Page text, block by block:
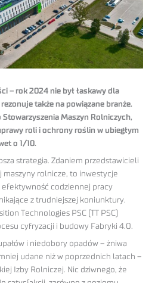
– rok 2024 nie był łaskawy dla
także na powiązane branże.
Maszyn Rolniczych,
roli i ochrony roślin w ubiegłym
o 1/10.
strategia. Zdaniem przedstawicieli
maszyny rolnicze, to inwestycje
codziennej pracy
z trudniejszej koniunktury.
Technologies PSC (TT PSC)
cyfryzacji i budowy Fabryki 4.0.
i niedobory opadów – żniwa
udane niż w poprzednich latach –
Izby Rolniczej. Nic dziwnego, że